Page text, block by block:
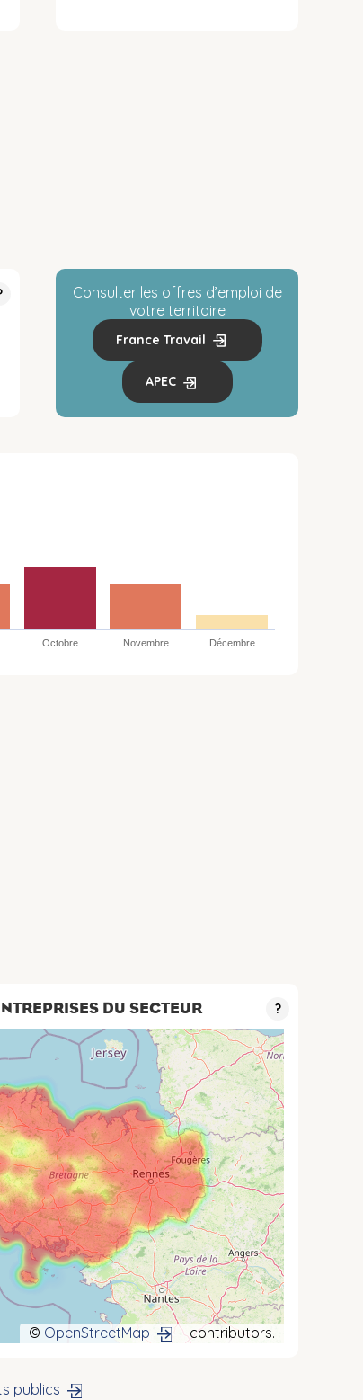
Consulter les offres d’emploi de
votre territoire
France Travail
APEC
Octobre Novembre Décembre
DU SECTEUR ?
© OpenStreetMap contributors.
publics